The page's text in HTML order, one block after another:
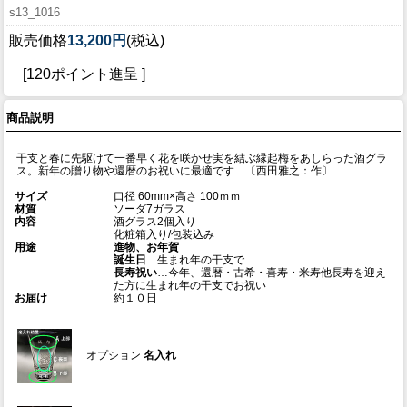
s13_1016
販売価格13,200円 (税込)
[120ポイント進呈 ]
商品説明
干支と春に先駆けて一番早く花を咲かせ実を結ぶ縁起梅をあしらった酒グラ
ス。新年の贈り物や還暦のお祝いに最適です 〔西田雅之：作〕
サイズ
口径 60mm×高さ 100ｍｍ
材質
ソーダ7ガラス
内容
酒グラス2個入り
化粧箱入り/包装込み
用途
進物、お年賀
誕生日 …生まれ年の干支で
長寿祝い…今年、還暦・古希・喜寿・米寿他長寿を迎え
た方に生まれ年の干支でお祝い
お届け
約１０日
オプション 名入れ